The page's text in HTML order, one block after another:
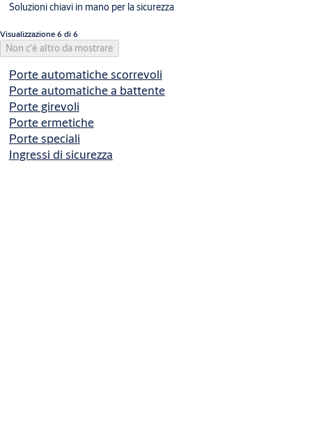
Soluzioni chiavi in mano per la sicurezza
Visualizzazione 6 di 6
Non c'è altro da mostrare
Porte automatiche scorrevoli
Porte automatiche a battente
Porte girevoli
Porte ermetiche
Porte speciali
Ingressi di sicurezza